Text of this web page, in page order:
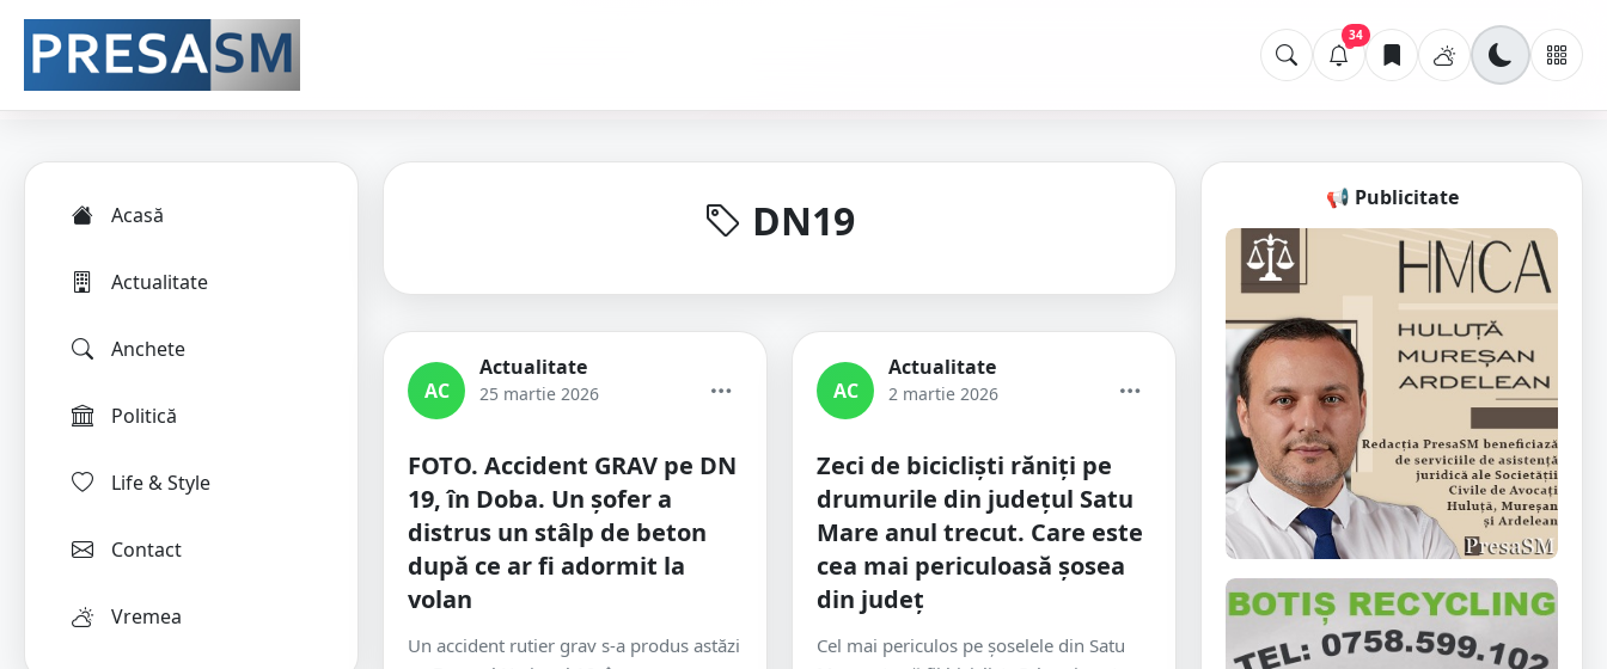
34
Acasă
Actualitate
Anchete
Politică
Life & Style
Contact
Vremea
DN19
AC
Actualitate
25 martie 2026
FOTO. Accident GRAV pe DN
19, în Doba. Un șofer a
distrus un stâlp de beton
după ce ar fi adormit la
volan
Un accident rutier grav s-a produs astăzi
AC
Actualitate
2 martie 2026
Zeci de bicicliști răniți pe
drumurile din județul Satu
Mare anul trecut. Care este
cea mai periculoasă șosea
din județ
Cel mai periculos pe șoselele din Satu
📢 Publicitate